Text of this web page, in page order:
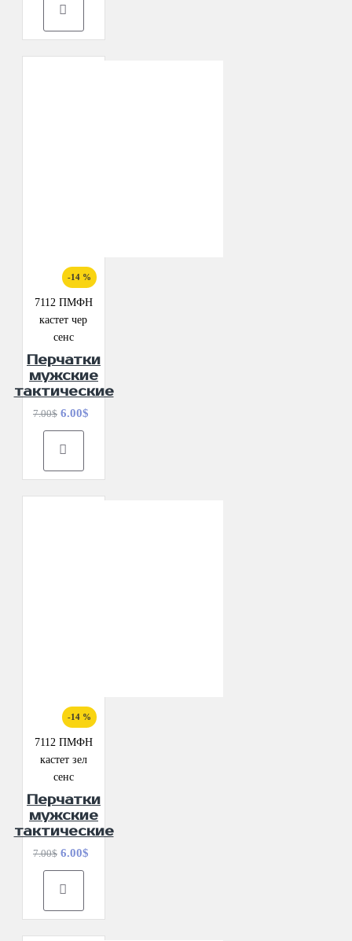
-14 %
7112 ПМФН
кастет чер
сенс
Перчатки
мужские
тактические
7.00$ 6.00$
-14 %
7112 ПМФН
кастет зел
сенс
Перчатки
мужские
тактические
7.00$ 6.00$